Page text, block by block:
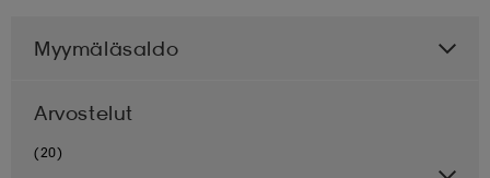
Myymäläsaldo
Arvostelut
(20)